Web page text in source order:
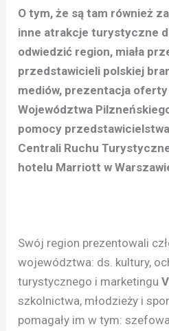
O tym, że są tam również
inne atrakcje turystyczne
odwiedzić region, miała
przedstawicieli polskiej
mediów, prezentacja
Województwa
pomocy
Centrali Ruchu
hotelu Marriott w
Swój region prezentowali
województwa: ds. kultury,
turystycznego i marketingu
szkolnictwa, młodzieży i
pomagały im w tym: